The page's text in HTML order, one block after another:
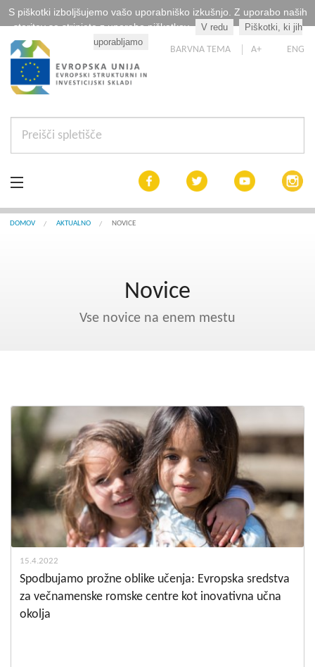
S piškotki izboljšujemo vašo uporabniško izkušnjo. Z uporabo naših
storitev se strinjate z uporabo piškotkov.
V redu
Piškotki, ki jih
uporabljamo
BARVNA TEMA A+ ENG
Aktualno
Blog
DOMOV AKTUALNO NOVICE
Novice
Vse novice na enem mestu
15.4.2022
Spodbujamo prožne oblike učenja: Evropska sredstva
za večnamenske romske centre kot inovativna učna
okolja